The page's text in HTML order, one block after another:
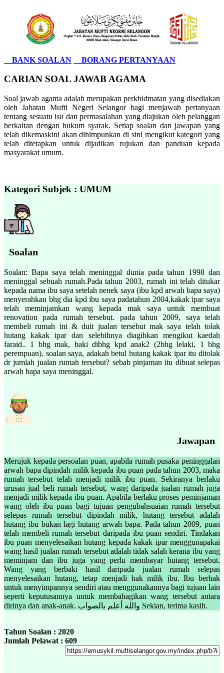
BANK SOALAN BORANG PERTANYAAN
CARIAN SOAL JAWAB AGAMA
Soal jawab agama adalah merupakan perkhidmatan yang disediakan
oleh Jabatan Mufti Negeri Selangor bagi menjawab pertanyaan
tentang sesuatu isu dan permasalahan yang diajukan oleh pelanggan
berkaitan dengan hukum syarak. Setiap soalan dan jawapan yang
telah dikemaskini akan dihimpunkan di sini mengikut kategori yang
telah ditetapkan untuk dijadikan rujukan dan panduan kepada
masyarakat umum.
Kategori Subjek : UMUM
Soalan
Soalan: Bapa saya telah meninggal dunia pada tahun 1998 dan
meninggal sebuah rumah.Pada tahun 2003, rumah ini telah ditukar
kepada nama ibu saya setelah nenek saya (ibu kpd arwah bapa saya)
menyerahkan bhg dia kpd ibu saya padatahun 2004,kakak ipar saya
telah meminjamkan wang kepada mak saya untuk membuat
renovation pada rumah tersebut. pada tahun 2009, saya telah
membeli rumah ini & duit jualan tersebut mak saya telah tolak
hutang kakak ipar dan selebihnya diagihkan mengikut kaedah
faraid.. 1 bhg mak, baki dibhg kpd anak2 (2bhg lelaki, 1 bhg
perempuan). soalan saya, adakah betul hutang kakak ipar itu ditolak
dr jumlah jualan rumah tersebut? sebab pinjaman itu dibuat selepas
arwah bapa saya meninggal.
Jawapan
Merujuk kepada persoalan puan, apabila rumah pusaka peninggalan
arwah bapa dipindah milik kepada ibu puan pada tahun 2003, maka
rumah tersebut telah menjadi milik ibu puan. Sekiranya berlaku
urusan jual beli rumah tersebut, wang daripada jualan rumah juga
menjadi milik kepada ibu puan. Apabila berlaku proses peminjaman
wang oleh ibu puan bagi tujuan pengubahsuaian rumah tersebut
selepas rumah tersebut dipindah milik, hutang tersebut adalah
hutang ibu bukan lagi hutang arwah bapa. Pada tahun 2009, puan
telah membeli rumah tersebut daripada ibu puan sendiri. Tindakan
ibu puan menyelesaikan hutang kepada kakak ipar menggunapakai
wang hasil jualan rumah tersebut adalah tidak salah kerana ibu yang
meminjam dan ibu juga yang perlu membayar hutang tersebut.
Wang yang berbaki hasil daripada jualan rumah selepas
menyelesaikan hutang, tetap menjadi hak milik ibu. Ibu berhak
untuk menyimpannya sendiri atau menggunakannya bagi tujuan lain
seperti keputusannya untuk membahagikan wang tersebut antara
dirinya dan anak-anak. والله أعلم بالصواب Sekian, terima kasih.
Tahun Soalan : 2020
Jumlah Pelawat : 609